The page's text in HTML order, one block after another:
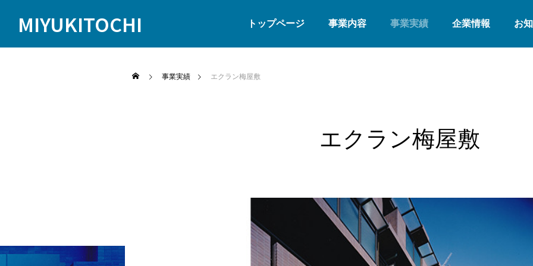
MIYUKITOCHI トップページ 事業内容 事業実績 企業情報 お
事業実績 エクラン梅屋敷
エクラン梅屋敷